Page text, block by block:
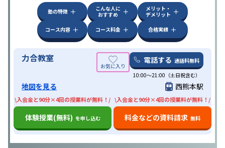
塾の特徴
こんな人に
おすすめ
メリット・
デメリット
コース内容
コース料金 合格実績
力合教室 電話する 通話料無料
10:00〜21:00（土日祝含む）
地図を見る 西熊本駅
\入会金と90分×4回の授業料が無料！/
体験授業(無料) を申し込む
\入会金と90分×4回の授業料が無料！/
料金などの資料請求 無料